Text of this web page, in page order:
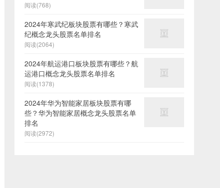
阅读(768)
2024年寒武纪板块股票有哪些？寒武
纪概念龙头股票名单排名
阅读(2064)
2024年航运港口板块股票有哪些？航
运港口概念龙头股票名单排名
阅读(1378)
2024年华为智能家居板块股票有哪
些？华为智能家居概念龙头股票名单
排名
阅读(2972)